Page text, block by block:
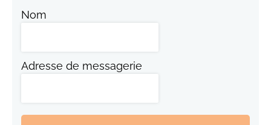
Nom
Adresse de messagerie